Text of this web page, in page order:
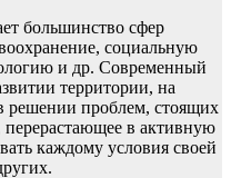
большинство сфер
социальную
и др. Современный
территории, на
решении проблем, стоящих
в активную
каждому условия своей